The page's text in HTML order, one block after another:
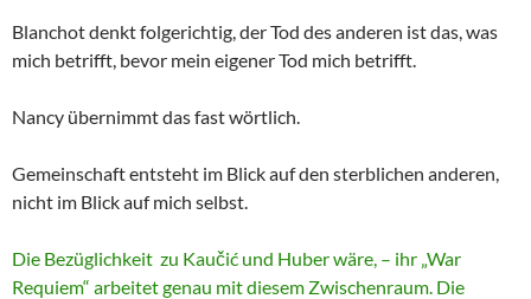
Blanchot denkt folgerichtig, der Tod des anderen ist das, was
mich betrifft, bevor mein eigener Tod mich betrifft.
Nancy übernimmt das fast wörtlich.
Gemeinschaft entsteht im Blick auf den sterblichen anderen,
nicht im Blick auf mich selbst.
Die Bezüglichkeit zu Kaučić und Huber wäre, – ihr „War
Requiem“ arbeitet genau mit diesem Zwischenraum. Die